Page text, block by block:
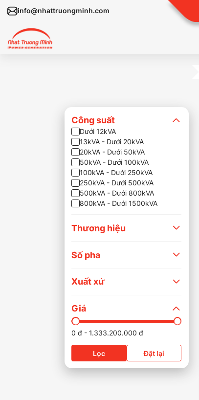
info@nhattruongminh.com
Công suất
Dưới 12kVA
13kVA - Dưới 20kVA
20kVA - Dưới 50kVA
50kVA - Dưới 100kVA
100kVA - Dưới 250kVA
250kVA - Dưới 500kVA
500kVA - Dưới 800kVA
800kVA - Dưới 1500kVA
Thương hiệu
Số pha
Xuất xứ
Giá
0đ - 1.333.200.000đ
Lọc Đặt lại